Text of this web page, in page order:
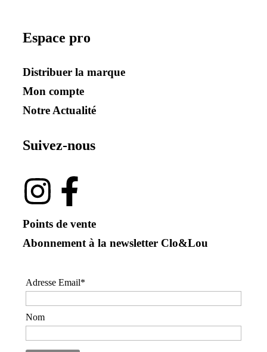
Espace pro
Distribuer la marque
Mon compte
Notre Actualité
Suivez-nous
Points de vente
Abonnement à la newsletter Clo&Lou
Adresse Email*
Nom